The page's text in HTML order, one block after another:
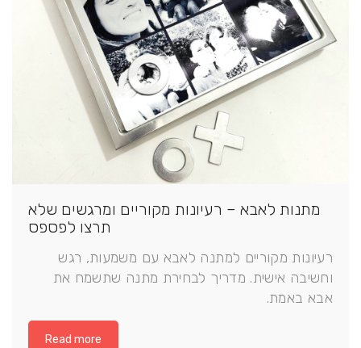
מתנות לאבא – רעיונות מקוריים ומרגשים שלא
תרצו לפספס
רעיונות מקוריים למתנה לאבא עם משמעות, רגש
וחשיבה אישית. מדריך לבחירת מתנה שתשמח את
אבא באמת.
Read more